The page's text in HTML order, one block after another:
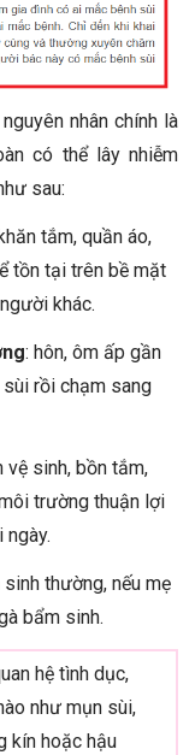
nhân chính là
có thể lây nhiễm
sau:
tắm, quần áo,
tồn tại trên bề mặt
khác.
: hôn, ôm ấp gần
rồi chạm sang
vệ sinh, bồn tắm,
trường thuận lợi
thường, nếu mẹ
bẩm sinh.
hệ tình dục,
như mụn sùi,
kín hoặc hậu